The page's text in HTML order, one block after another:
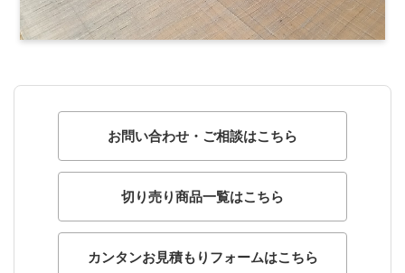
お問い合わせ・ご相談はこちら
切り売り商品一覧はこちら
カンタンお見積もりフォームはこちら